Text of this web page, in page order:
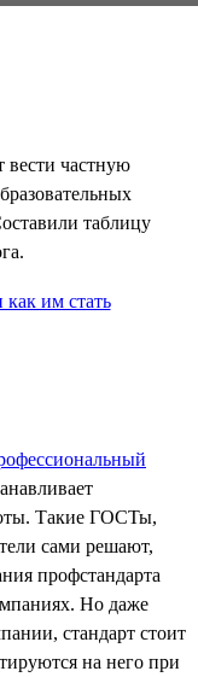
частную
таблицу
Такие ГОСТы,
сами решают,
профстандарта
Но даже
стандарт стоит
на него при